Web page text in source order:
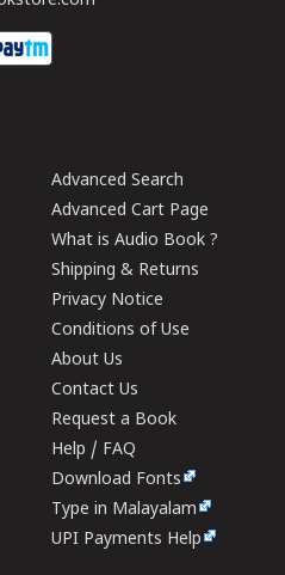
Advanced Search
Advanced Cart Page
What is Audio Book ?
Shipping & Returns
Privacy Notice
Conditions of Use
About Us
Contact Us
Request a Book
Help / FAQ
Download Fonts
Type in Malayalam
UPI Payments Help